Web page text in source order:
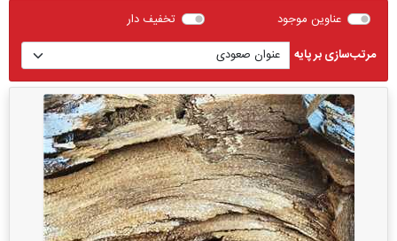
عناوین موجود
تخفیف دار
مرتب‌سازی بر پایه